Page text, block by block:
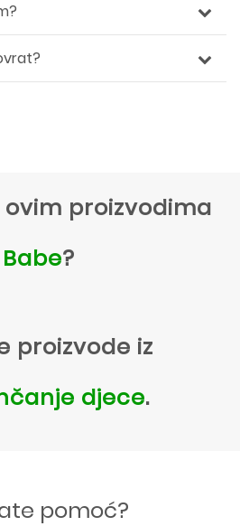
ovim proizvodima
?
proizvode iz
djece.
pomoć?